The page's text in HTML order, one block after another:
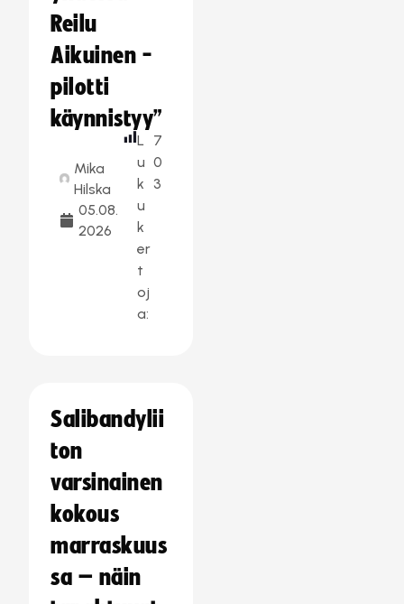
Reilu
Aikuinen -
pilotti
käynnistyy”
Mika
Hilska
05.08.
2026
L
u
k
u
k
er
t
oj
a:
7
0
3
Salibandylii
ton
varsinainen
kokous
marraskuus
sa – näin